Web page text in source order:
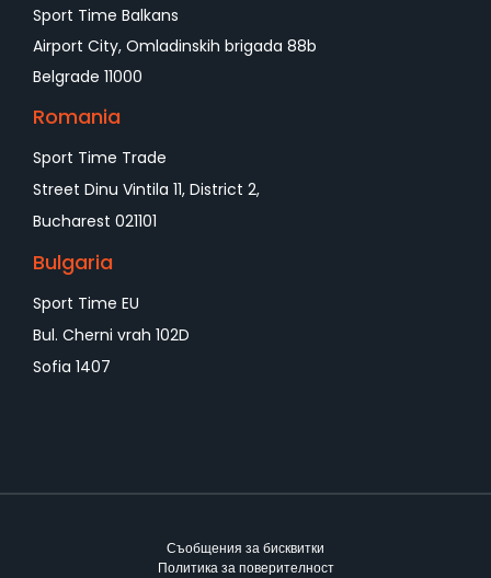
Sport Time Balkans
Airport City, Omladinskih brigada 88b
Belgrade 11000
Romania
Sport Time Trade
Street Dinu Vintila 11, District 2,
Bucharest 021101
Bulgaria
Sport Time EU
Bul. Cherni vrah 102D
Sofia 1407
Съобщения за бисквитки
Политика за поверителност